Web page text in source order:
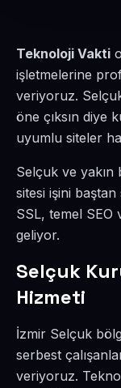
Teknoloji Vakti
işletmelerine
veriyoruz.
öne çıksın diye
uyumlu siteler
Selçuk ve yakın
sitesi işini
SSL, temel SEO
geliyor.
Selçuk
Hizmeti
İzmir Selçuk
serbest
veriyoruz.